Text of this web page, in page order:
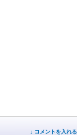
↓ コメントを入れる